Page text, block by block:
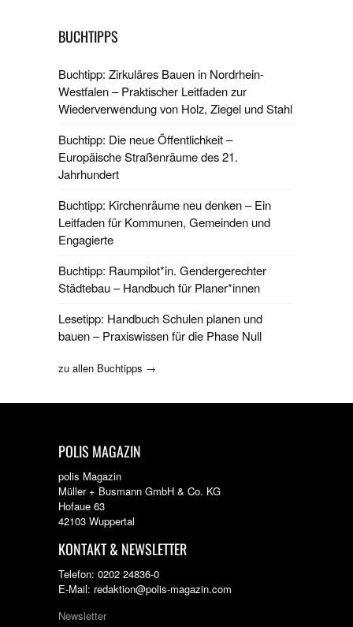
BUCHTIPPS
Buchtipp: Zirkuläres Bauen in Nordrhein-
Westfalen – Praktischer Leitfaden zur
Wiederverwendung von Holz, Ziegel und Stahl
Buchtipp: Die neue Öffentlichkeit –
Europäische Straßenräume des 21.
Jahrhundert
Buchtipp: Kirchenräume neu denken – Ein
Leitfaden für Kommunen, Gemeinden und
Engagierte
Buchtipp: Raumpilot*in. Gendergerechter
Städtebau – Handbuch für Planer*innen
Lesetipp: Handbuch Schulen planen und
bauen – Praxiswissen für die Phase Null
zu allen Buchtipps →
POLIS MAGAZIN
polis Magazin
Müller + Busmann GmbH & Co. KG
Hofaue 63
42103 Wuppertal
KONTAKT & NEWSLETTER
Telefon: 0202 24836-0
E-Mail: redaktion@polis-magazin.com
Newsletter